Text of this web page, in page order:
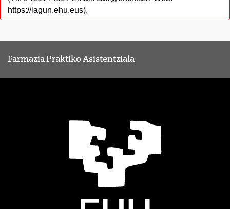
https://lagun.ehu.eus).
Farmazia Praktiko Asistentziala